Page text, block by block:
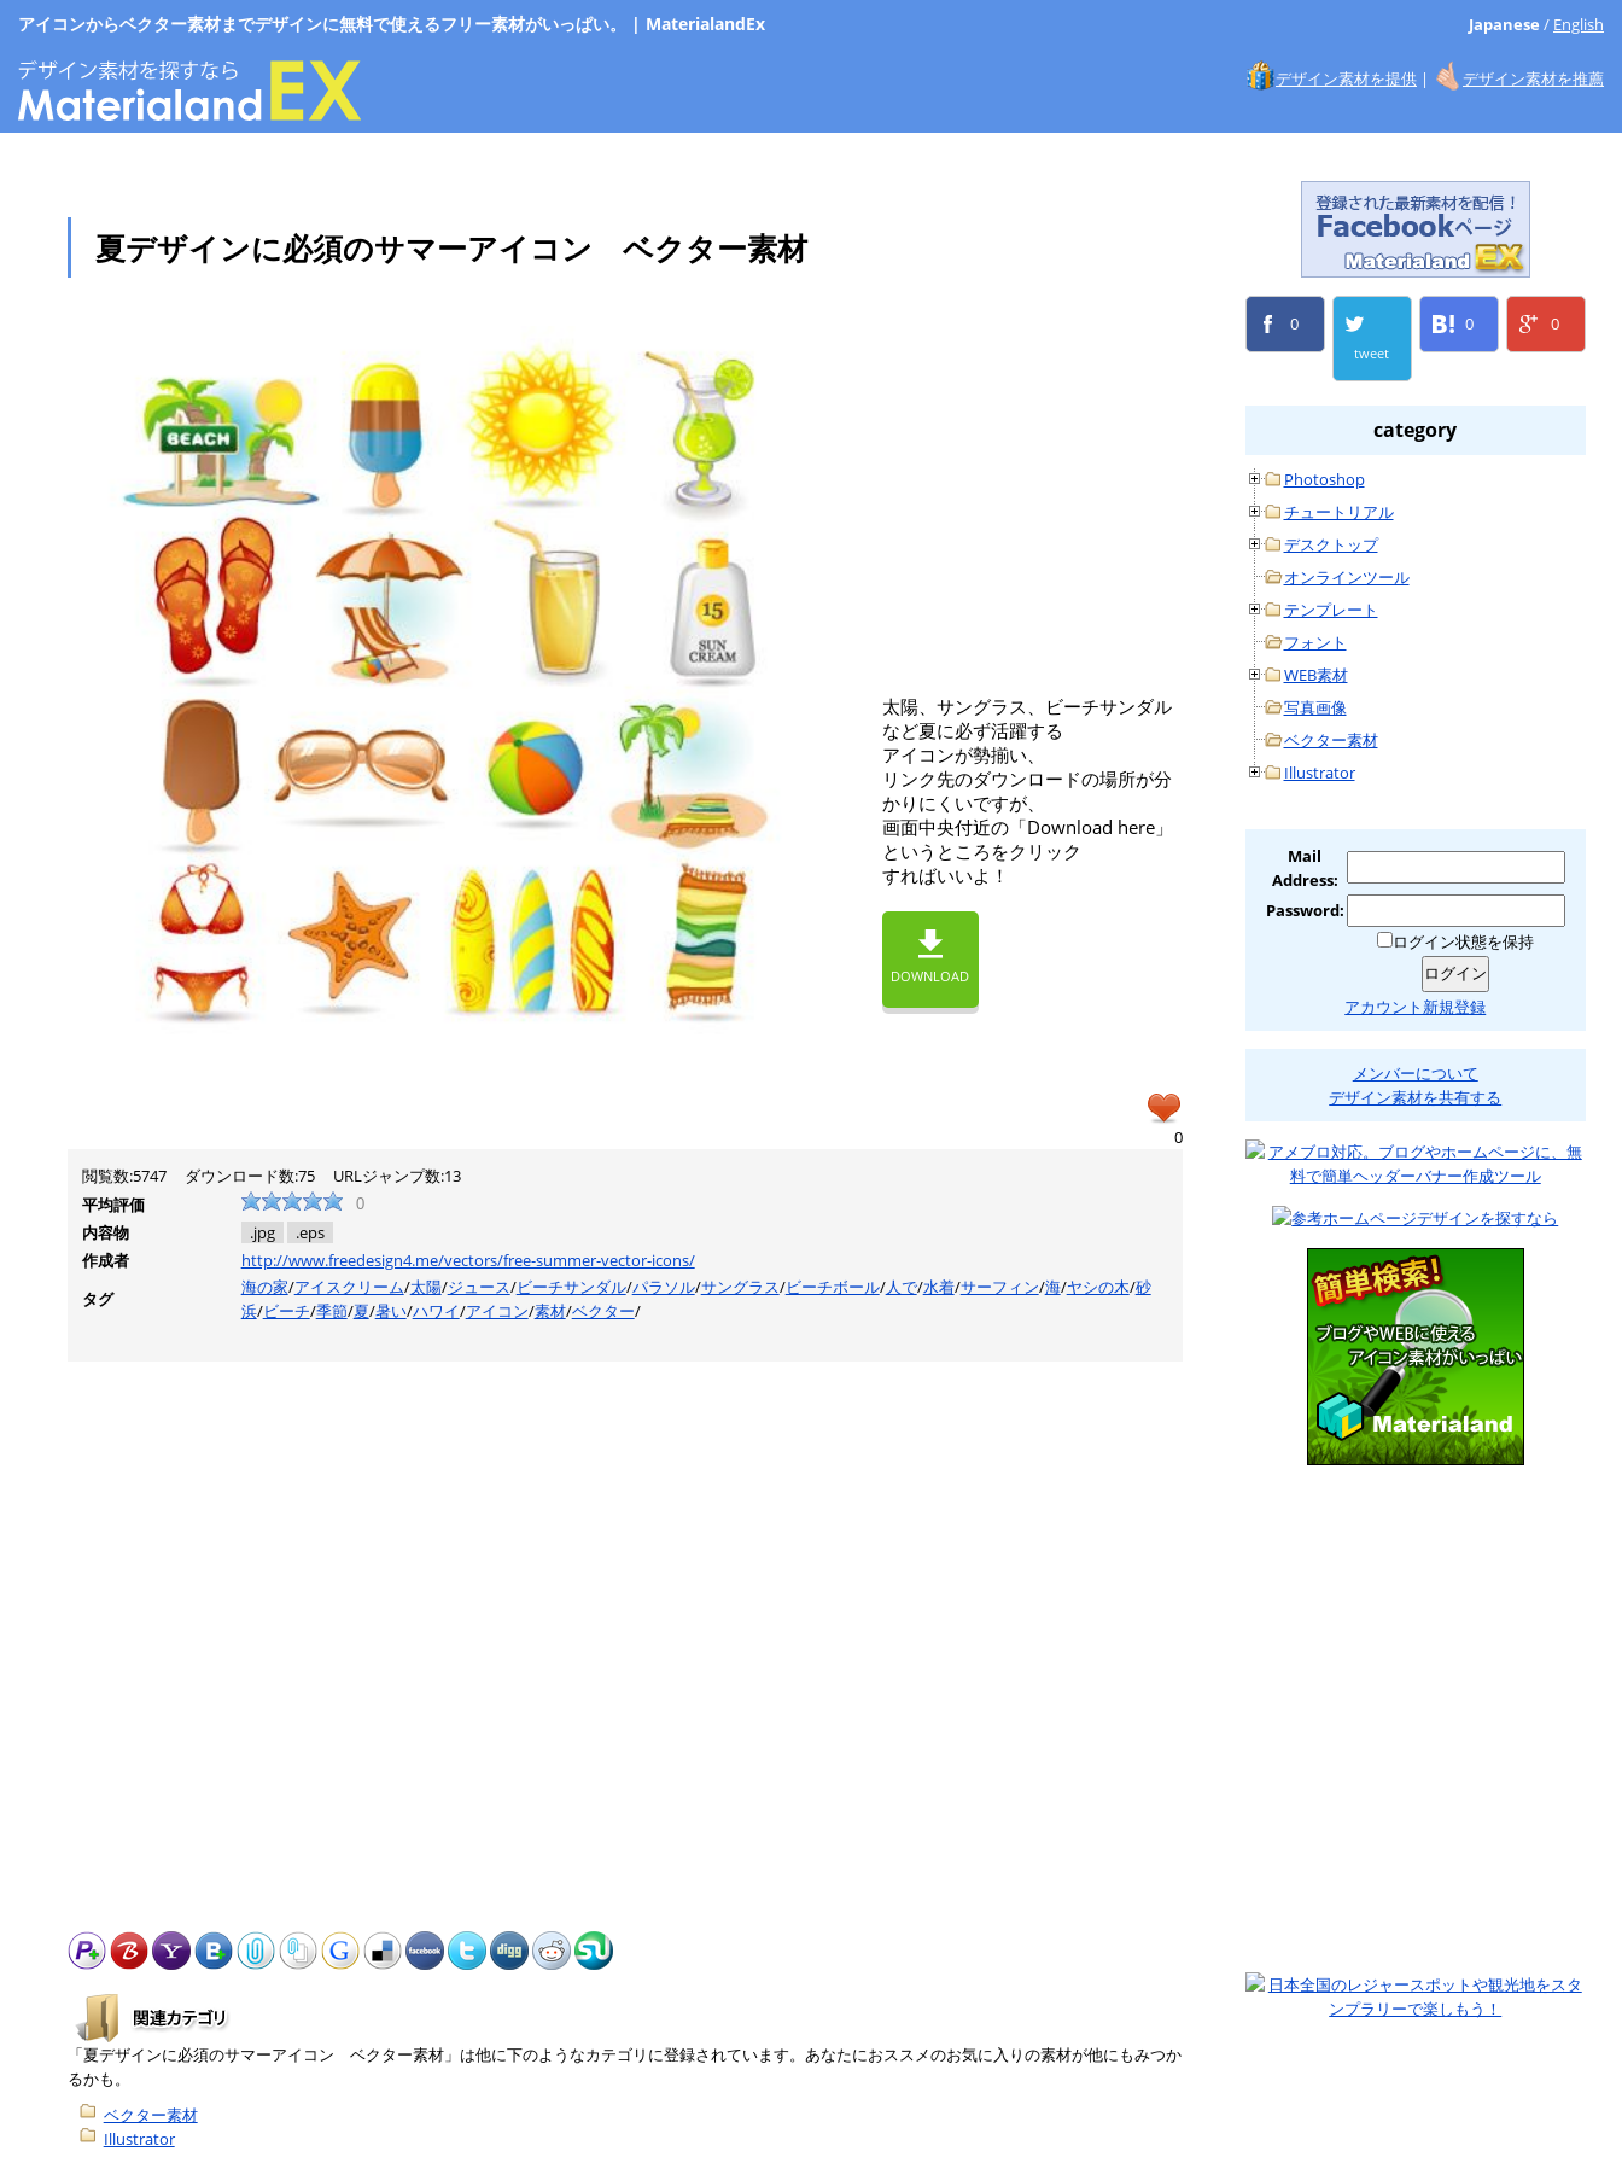
アイコンからベクター素材までデザインに無料で使えるフリー素材がいっぱい。 | MaterialandEx Japanese / English
デザイン素材を提供 | デザイン素材を推薦
夏デザインに必須のサマーアイコン ベクター素材
太陽、サングラス、ビーチサンダル
など夏に必ず活躍する
アイコンが勢揃い、
リンク先のダウンロードの場所が分
かりにくいですが、
画面中央付近の「Download here」
というところをクリック
すればいいよ！
DOWNLOAD
0
閲覧数:5747
ダウンロード数:75
URLジャンプ数:13
平均評価
0
内容物 .jpg
.eps
作成者
http://www.freedesign4.me/vectors/free-summer-vector-icons/
タグ
海の家/アイスクリーム/太陽/ジュース/ビーチサンダル/パラソル/サングラス/ビーチボール/人で/水着/サーフィン/海/ヤシの木/砂
浜/ビーチ/季節/夏/暑い/ハワイ/アイコン/素材/ベクター/
「夏デザインに必須のサマーアイコン ベクター素材」は他に下のようなカテゴリに登録されています。あなたにおススメのお気に入りの素材が他にもみつか
るかも。
ベクター素材
Illustrator
0
tweet
0 0
category
Photoshop
チュートリアル
デスクトップ
オンラインツール
テンプレート
フォント
WEB素材
写真画像
ベクター素材
Illustrator
Mail
Address:
Password:
ログイン状態を保持
アカウント新規登録
メンバーについて
デザイン素材を共有する